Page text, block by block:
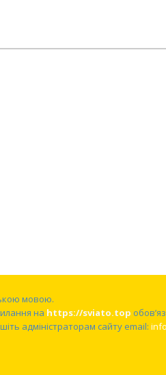
мовою.
на https://sviato.top
адміністраторам сайту email: